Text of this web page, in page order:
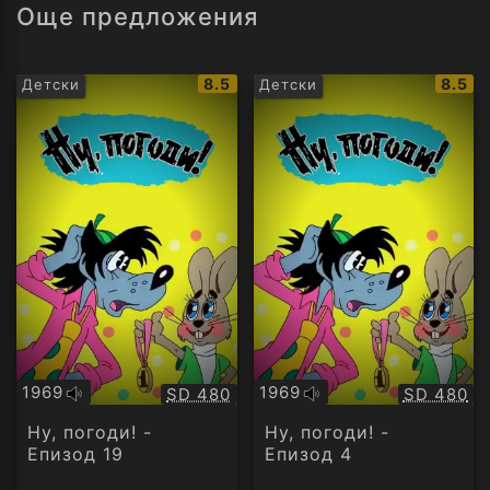
Още предложения
Детски
IMDb
рейтинг:
8.5
1969
Оригинално
аудио
Качество:
SD 480
Ну, погоди! -
Епизод 19
Детски
IMDb
8.5
1969
Оригинално
аудио
SD 480
Ну, погоди! -
Епизод 4